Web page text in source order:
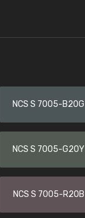
NCS S 7005-B20G
NCS S 7005-G20Y
NCS S 7005-R20B